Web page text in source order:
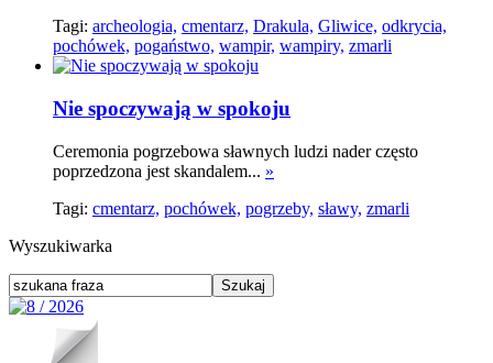
Tagi: archeologia, cmentarz, Drakula, Gliwice, odkrycia,
pochówek, pogaństwo, wampir, wampiry, zmarli
Nie spoczywają w spokoju
Ceremonia pogrzebowa sławnych ludzi nader często
poprzedzona jest skandalem... »
Tagi: cmentarz, pochówek, pogrzeby, sławy, zmarli
Wyszukiwarka